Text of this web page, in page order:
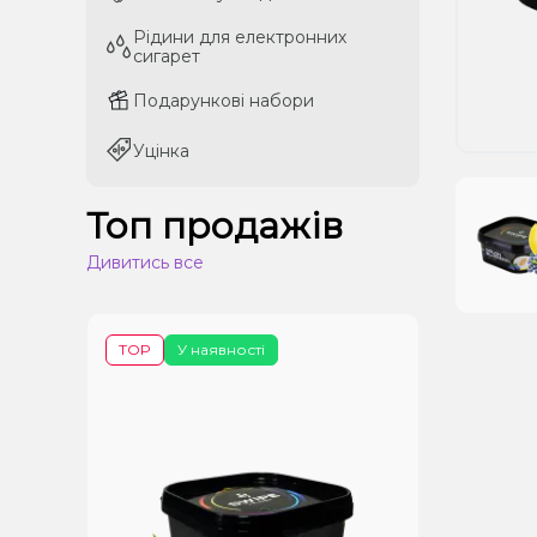
Рідини для електронних
сигарет
Подарункові набори
Уцінка
Рідини для електронних
сигарет
Подарункові набори
Уцінка
Топ продажів
Дивитись все
У наявності
TOP